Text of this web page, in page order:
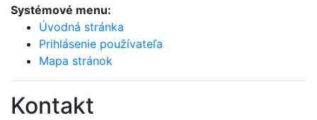
Systémové menu:
Úvodná stránka
Prihlásenie používateľa
Mapa stránok
Kontakt